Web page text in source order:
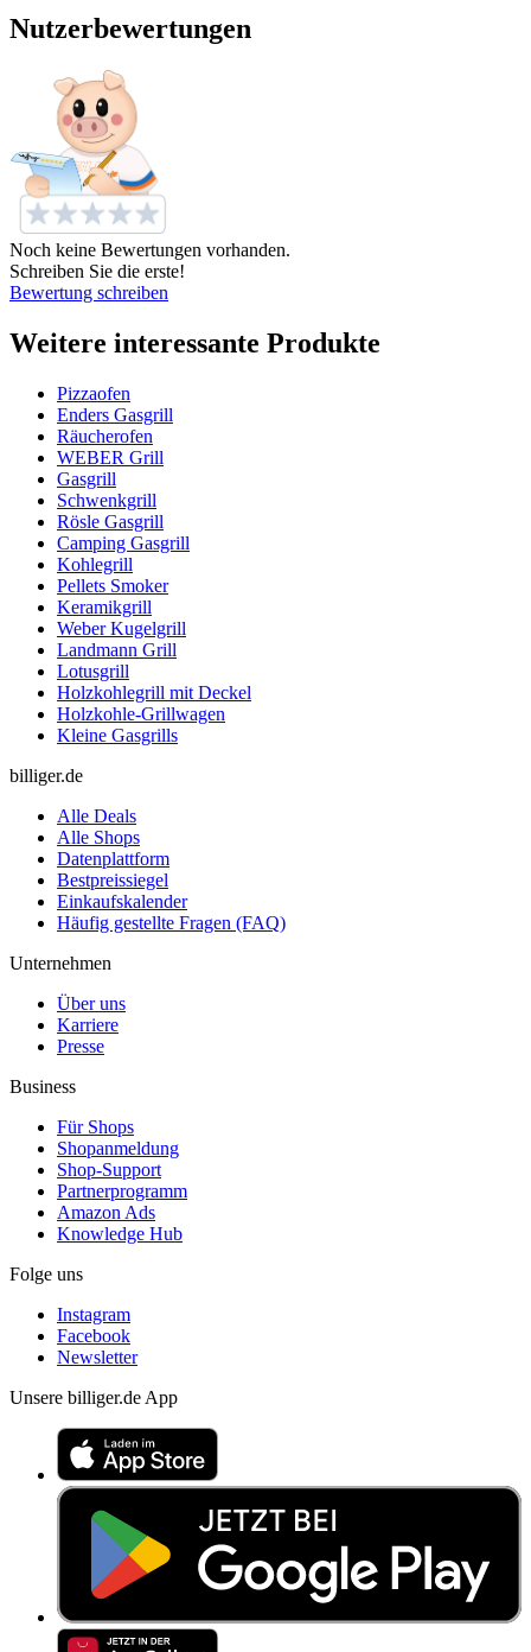
Nutzerbewertungen
Noch keine Bewertungen vorhanden.
Schreiben Sie die erste!
Bewertung schreiben
Weitere interessante Produkte
Pizzaofen
Enders Gasgrill
Räucherofen
WEBER Grill
Gasgrill
Schwenkgrill
Rösle Gasgrill
Camping Gasgrill
Kohlegrill
Pellets Smoker
Keramikgrill
Weber Kugelgrill
Landmann Grill
Lotusgrill
Holzkohlegrill mit Deckel
Holzkohle-Grillwagen
Kleine Gasgrills
billiger.de
Alle Deals
Alle Shops
Datenplattform
Bestpreissiegel
Einkaufskalender
Häufig gestellte Fragen (FAQ)
Unternehmen
Über uns
Karriere
Presse
Business
Für Shops
Shopanmeldung
Shop-Support
Partnerprogramm
Amazon Ads
Knowledge Hub
Folge uns
Instagram
Facebook
Newsletter
Unsere billiger.de App